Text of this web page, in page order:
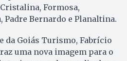
Formosa,
Padre Bernardo e Planaltina.
da Goiás Turismo, Fabrício
uma nova imagem para o